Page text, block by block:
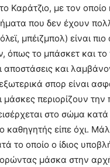
Καράτζιο, με τον
που δεν έχουν
μπέιζμπολ) είναι
όπως το μπάσκετ και το
αποστάσεις και
σπορ είναι
περιορίζουν την
στο σώμα κατά
καθηγητής είπε όχι.
το οποίο ο ίδιος
μάσκα στην